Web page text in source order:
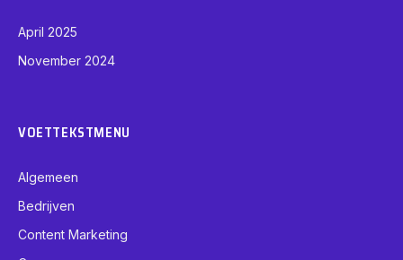
April 2025
November 2024
VOETTEKSTMENU
Algemeen
Bedrijven
Content Marketing